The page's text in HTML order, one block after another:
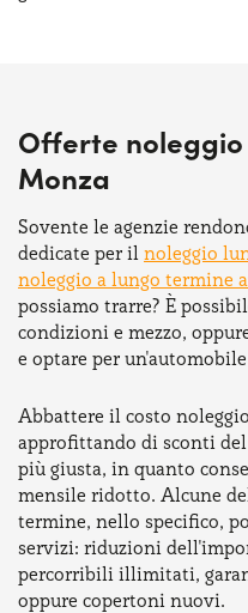
Offerte
Monza
Sovente le agenzie
dedicate per il noleggio
noleggio a lungo termine
possiamo trarre? È
condizioni e mezzo,
e optare per
Abbattere il costo
approfittando di sconti
più giusta, in quanto
mensile ridotto. Alcune
termine, nello specifico,
servizi: riduzioni
percorribili illimitati,
oppure copertoni nuovi.